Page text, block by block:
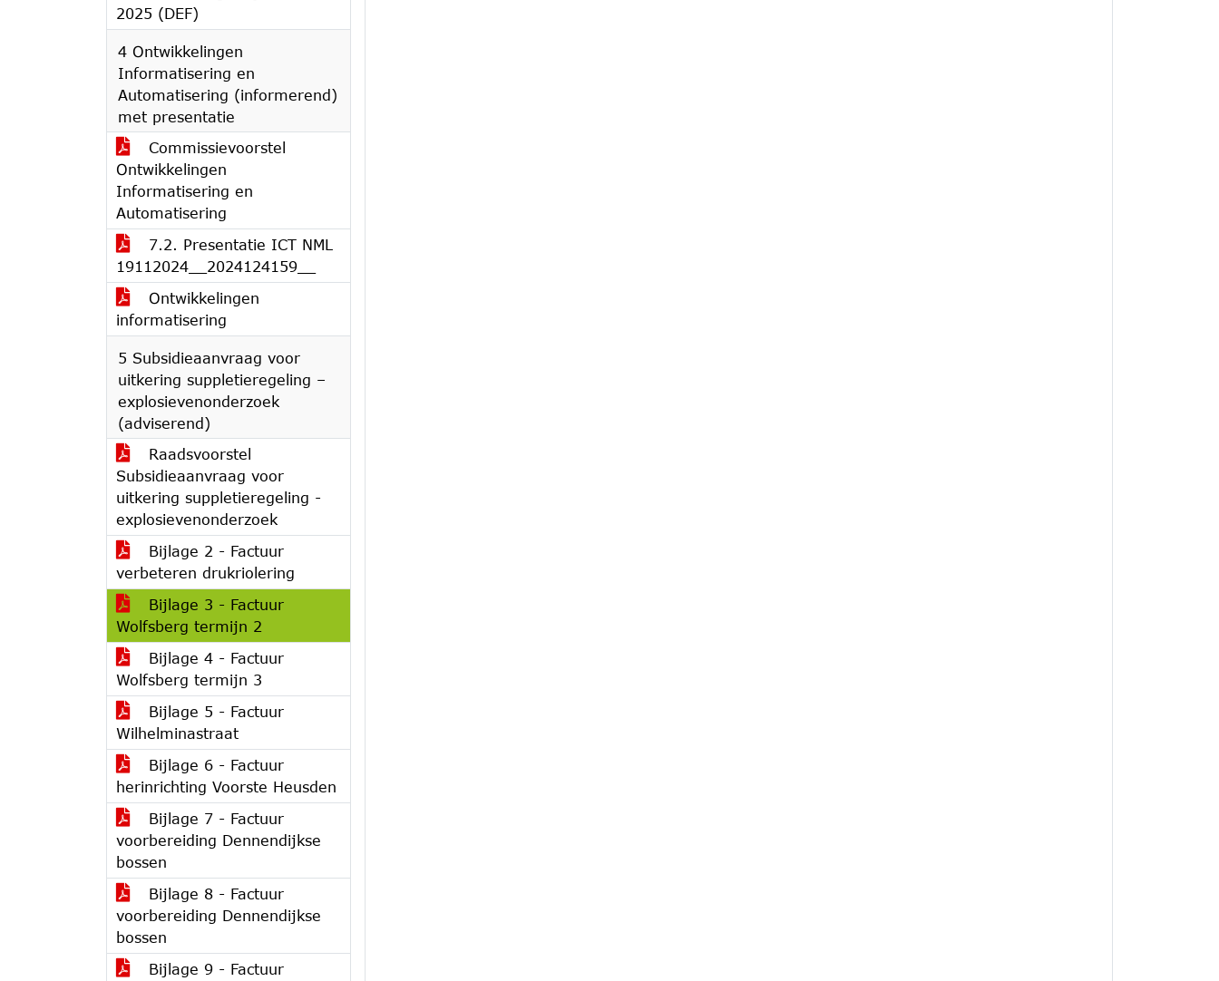
2025 (DEF)
4 Ontwikkelingen
Informatisering en
Automatisering (informerend)
met presentatie
Commissievoorstel
Ontwikkelingen
Informatisering en
Automatisering
7.2. Presentatie ICT NML
19112024__2024124159__
Ontwikkelingen
informatisering
5 Subsidieaanvraag voor
uitkering suppletieregeling –
explosievenonderzoek
(adviserend)
Raadsvoorstel
Subsidieaanvraag voor
uitkering suppletieregeling -
explosievenonderzoek
Bijlage 2 - Factuur
verbeteren drukriolering
Bijlage 3 - Factuur
Wolfsberg termijn 2
Bijlage 4 - Factuur
Wolfsberg termijn 3
Bijlage 5 - Factuur
Wilhelminastraat
Bijlage 6 - Factuur
herinrichting Voorste Heusden
Bijlage 7 - Factuur
voorbereiding Dennendijkse
bossen
Bijlage 8 - Factuur
voorbereiding Dennendijkse
bossen
Bijlage 9 - Factuur